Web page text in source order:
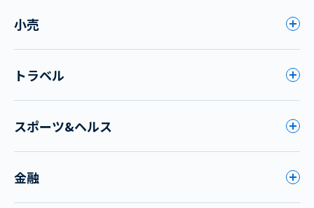
小売
トラベル
スポーツ&ヘルス
金融